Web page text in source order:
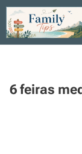
6 feiras